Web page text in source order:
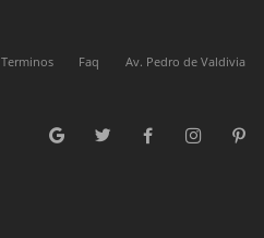
Terminos Faq
Av. Pedro de Valdivia